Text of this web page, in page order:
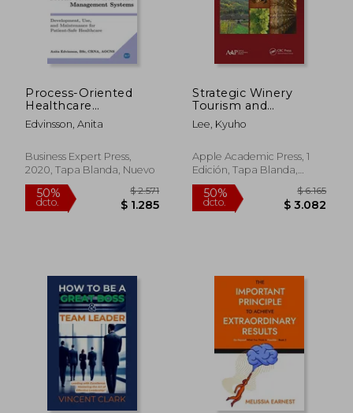
Process-Oriented
Healthcare
Management
Systems:
and Maintenance for
Patient-Safe
Inglés)
Edvinsson, Anita
Business Expert Press,
2020, Tapa Blanda, Nuevo
Strategic Winery
Tourism and
Management
(Advances in
Tourism) (en Inglés)
Lee, Kyuho
Apple Academic Press, 1
Edición, Tapa Blanda,
Nuevo